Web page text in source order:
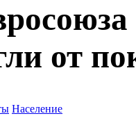
от
Население